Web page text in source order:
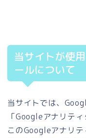
当サイトが使
ールについて
当サイトでは、
「Googleアナリテ
このGoogleアナリ